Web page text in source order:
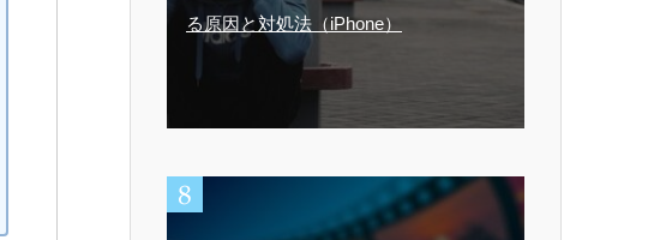
る原因と対処法（iPhone）